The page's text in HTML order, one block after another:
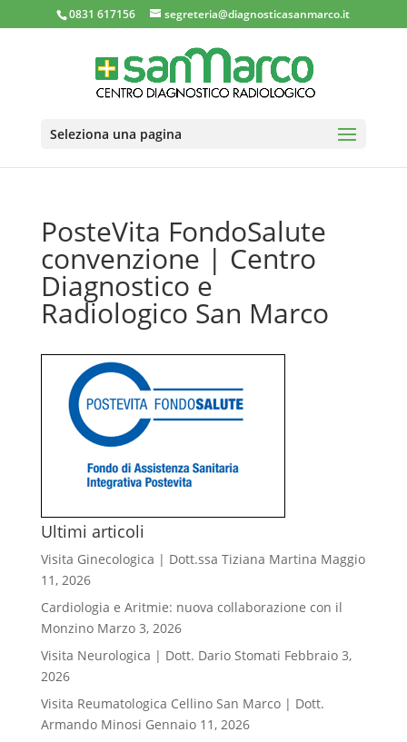
0831 617156 segreteria@diagnosticasanmarco.it
Seleziona una pagina
PosteVita FondoSalute
convenzione | Centro
Diagnostico e
Radiologico San Marco
Ultimi articoli
Visita Ginecologica | Dott.ssa Tiziana Martina Maggio
11, 2026
Cardiologia e Aritmie: nuova collaborazione con il
Monzino Marzo 3, 2026
Visita Neurologica | Dott. Dario Stomati Febbraio 3,
2026
Visita Reumatologica Cellino San Marco | Dott.
Armando Minosi Gennaio 11, 2026